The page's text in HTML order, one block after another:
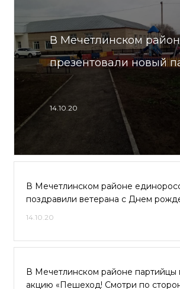
В Мечетлинском
презентовали новый
14.10.20
В Мечетлинском районе
поздравили ветерана с Днем
14.10.20
В Мечетлинском районе партийцы
акцию «Пешеход! Смотри по